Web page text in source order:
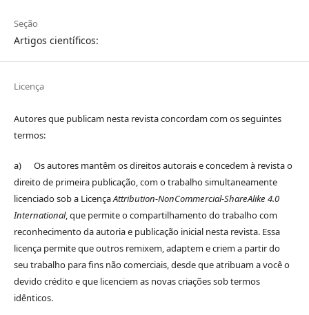
Seção
Artigos científicos:
Licença
Autores que publicam nesta revista concordam com os seguintes
termos:
a) Os autores mantêm os direitos autorais e concedem à revista o
direito de primeira publicação, com o trabalho simultaneamente
licenciado sob a LicençaAttribution-NonCommercial-ShareAlike 4.0
International, que permite o compartilhamento do trabalho com
reconhecimento da autoria e publicação inicial nesta revista. Essa
licença permite que outros remixem, adaptem e criem a partir do
seu trabalho para fins não comerciais, desde que atribuam a você o
devido crédito e que licenciem as novas criações sob termos
idênticos.